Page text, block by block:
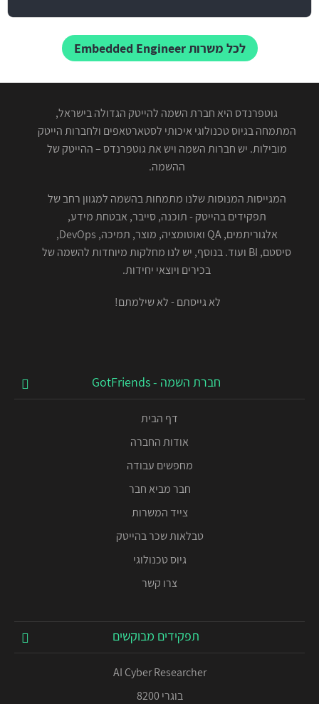
לכל משרות Embedded Engineer
גוטפרנדס היא חברת השמה להייטק הגדולה בישראל,
המתמחה בגיוס טכנולוגי איכותי לסטארטאפים ולחברות הייטק
מובילות. יש חברות השמה ויש את גוטפרנדס – ההייטק של
ההשמה.
המגייסות המנוסות שלנו מתמחות בהשמה למגוון רחב של
תפקידים בהייטק - תוכנה, סייבר, אבטחת מידע,
אלגוריתמים, QA ואוטומציה, מוצר, תמיכה, DevOps,
סיסטם, BI ועוד. בנוסף, יש לנו מחלקות מיוחדות להשמה של
בכירים ויוצאי יחידות.
לא גייסתם - לא שילמתם!
חברת השמה - GotFriends
דף הבית
אודות החברה
מחפשים עבודה
חבר מביא חבר
צייד המשרות
טבלאות שכר בהייטק
גיוס טכנולוגי
צרו קשר
תפקידים מבוקשים
AI Cyber Researcher
בוגרי 8200